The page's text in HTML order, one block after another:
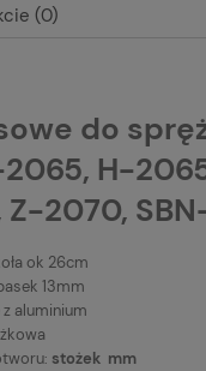
(0)
do
H-
Z-2070,
ok 26cm
13mm
aluminium
stożek mm